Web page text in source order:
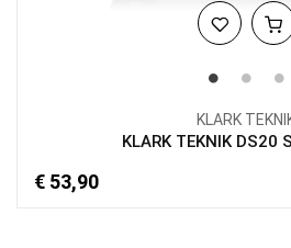
KLARK
KLARK TEKNIK DS20
€ 53,90